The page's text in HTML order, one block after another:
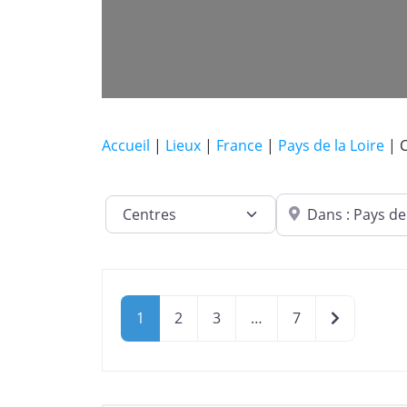
Accueil | Lieux | France | Pays de la Loire |
Catégorie de lieu Dans quelle ville ?
1 2 3 … 7 Older posts